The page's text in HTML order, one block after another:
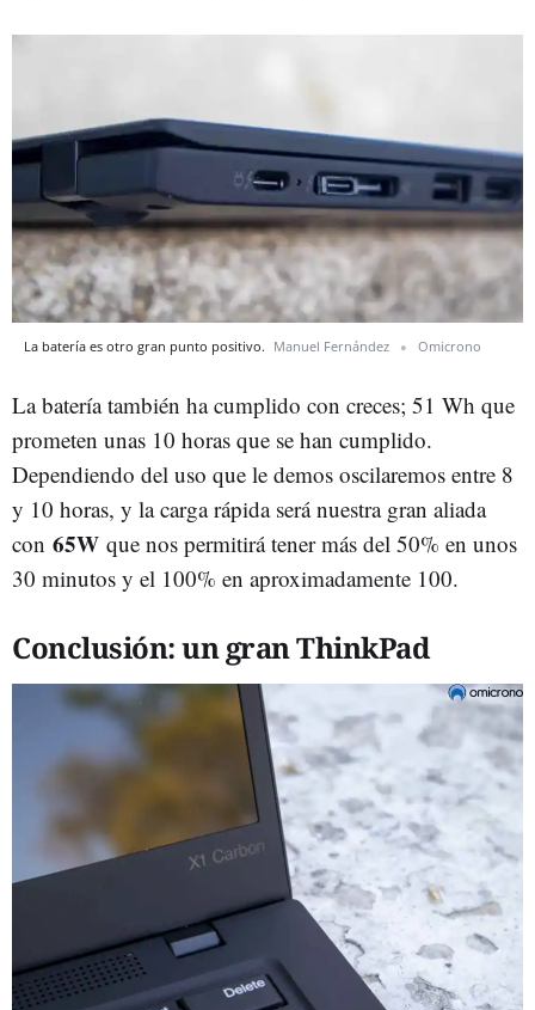
La batería es otro gran punto positivo. Manuel Fernández Omicrono
La batería también ha cumplido con creces; 51 Wh que
prometen unas 10 horas que se han cumplido.
Dependiendo del uso que le demos oscilaremos entre 8
y 10 horas, y la carga rápida será nuestra gran aliada
con 65W que nos permitirá tener más del 50% en unos
30 minutos y el 100% en aproximadamente 100.
Conclusión: un gran ThinkPad